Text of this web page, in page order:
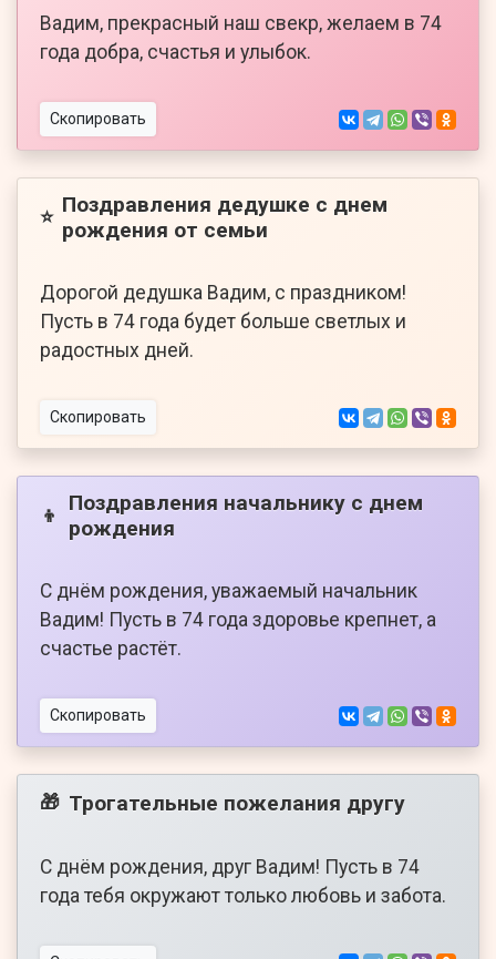
Вадим, прекрасный наш свекр, желаем в 74
года добра, счастья и улыбок.
Скопировать
⭐ Поздравления дедушке с днем
рождения от семьи
Дорогой дедушка Вадим, с праздником!
Пусть в 74 года будет больше светлых и
радостных дней.
Скопировать
👦
Поздравления начальнику с днем
рождения
С днём рождения, уважаемый начальник
Вадим! Пусть в 74 года здоровье крепнет, а
счастье растёт.
Скопировать
🎁 Трогательные пожелания другу
С днём рождения, друг Вадим! Пусть в 74
года тебя окружают только любовь и забота.